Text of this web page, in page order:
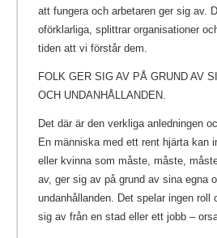
att fungera och arbetaren ger sig av.
oförklarliga, splittrar organisationer
tiden att vi förstår dem.
FOLK GER SIG AV PÅ GRUND AV
OCH UNDANHÅLLANDEN.
Det där är den verkliga anledningen
En människa med ett rent hjärta kan
eller kvinna som måste, måste,
av, ger sig av på grund av sina egna
undanhållanden. Det spelar ingen roll
sig av från en stad eller ett jobb –